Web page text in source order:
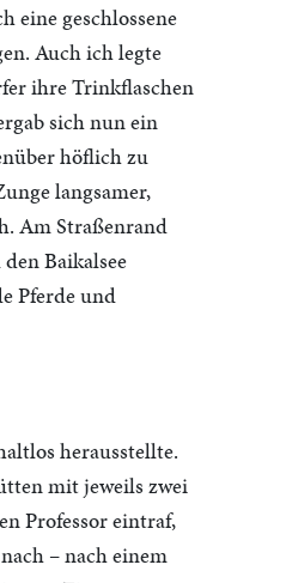
eine geschlossene
Auch ich legte
ihre Trinkflaschen
sich nun ein
höflich zu
langsamer,
Am Straßenrand
Baikalsee
Pferde und
herausstellte.
mit jeweils zwei
Professor eintraf,
– nach einem